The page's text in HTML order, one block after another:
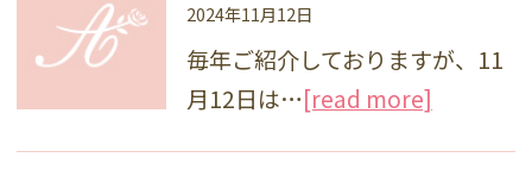
2024年11月12日
毎年ご紹介しておりますが、11
月12日は…[read more]